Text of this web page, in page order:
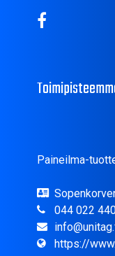
Paineilma-
044 022
https://